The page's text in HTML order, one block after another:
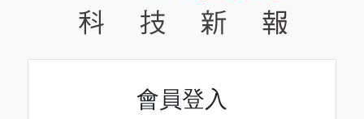
會員登入